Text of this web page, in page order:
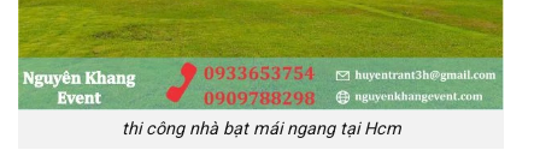
thi công nhà bạt mái ngang tại Hcm